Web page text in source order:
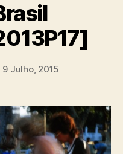
9 Julho, 2015